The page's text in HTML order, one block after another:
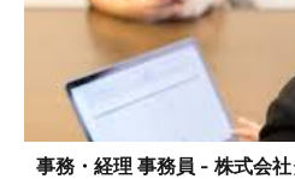
事務・経理 事務員 - 株式会